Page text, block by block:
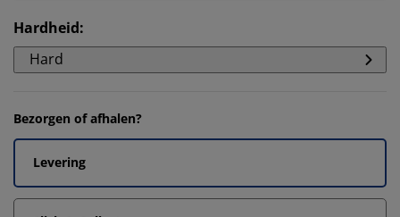
Hardheid:
Hard
Bezorgen of afhalen?
Levering